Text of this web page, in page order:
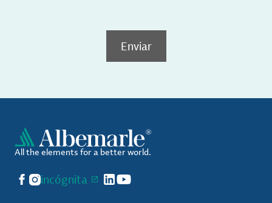
Enviar
All the elements for a better world.
Facebook
Instagram
incógnita LinkedIn
YouTube